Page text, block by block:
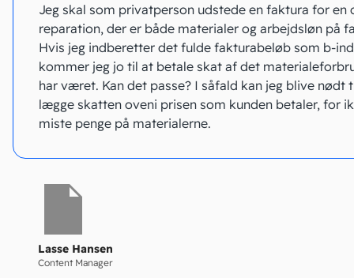
Jeg skal som privatperson udstede en faktura for en
reparation, der er både materialer og arbejdsløn på
Hvis jeg indberetter det fulde fakturabeløb som b-
kommer jeg jo til at betale skat af det
har været. Kan det passe? I såfald kan jeg blive nødt
lægge skatten oveni prisen som kunden betaler, for
miste penge på materialerne.
Lasse Hansen
Content Manager